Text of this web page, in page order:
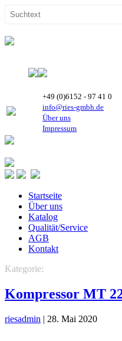
+49 (0)6152 - 97 41 0
info@ries-gmbh.de
Über uns
Impressum
Startseite
Über uns
Katalog
Qualität/Service
AGB
Kontakt
Kategorie:
Kompressor MT
riesadmin | 28. Mai 2020